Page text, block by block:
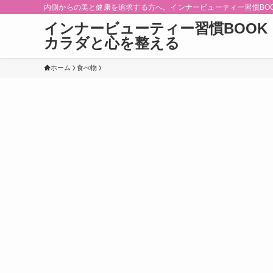
内側からの美と健康を追求する方へ。インナービューティー習慣
インナービューティー習慣BOOK
カラダと心を整える
ホーム 食べ物